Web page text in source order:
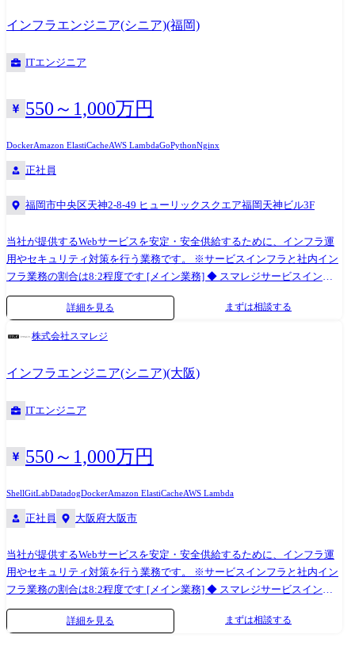
を目指しています。 単なるシステムの共通化(ID管理・決済・本人確認な
用することで、「タイミーではたらくほどに信用が積み上がり、人生の
えます。
提案 ・生産性や品質向上のためのCI/CD導入検討、PDCAサイクルの推進
【組織/体制】 プロダクト・マネジメント・ユニット ∟プロダクト・デ
ィベロップメントグループ ∟Mgr2名 メンバー17名(PM/PL、マルチ/フ
Kotlin, Swift, Objective-C, Flutter(Dart),C#, C++, C, Python, PHP インフ
ラ :AWS, オンプレミス ミドルウェア :Apache, NGINX, AWS Lambda,
:CloudWatch, PagerDuty, Crashlytics 環境 :Terraform, Docker, AWS
インフラエンジニア(シニア)(福岡)
ITエンジニア
550～1,000万円
DockerAmazon ElastiCacheAWS LambdaGoPythonNginx
正社員
福岡市中央区天神2-8-49 ヒューリックスクエア福岡天神ビル3F
当社が提供するWebサービスを安定・安全供給するために、インフラ運
用やセキュリティ対策を行う業務です。 ※サービスインフラと社内イン
フラ業務の割合は8:2程度です [メイン業務] ◆ スマレジサービスインフ
ラ ・サービスを安定供給するためのインフラ運用、改善計画の策定・実
装 ・サービスを安全供給するためのセキュリティ対策・計画の策定・実
装、PCI DSS運用 ・パフォーマンス監視および障害対応 ・可能な限り楽
ビスのアカウント管理 ※従事すべき業務の変更の範囲:会社の定める業務
※本人の希望を考慮します 技術スタック 【AWS】 ▼コンピューティン
グ・コンテナ EC2 / Lambda / ECS(Fargate) / ECR ▼データベース・ストレ
EventBridge / StepFunctions / SQS / SES ▼分析 Glue / Athena / Kinesis ▼セ
キュリティ WAF、KMS 【ミドルウェア】 Nginx / Apache、php-fpm、
ーク機器】 Yamaha系、Furuno系、Fortinet系 【コラボレーションツー
詳細を見る まずは相談する
株式会社スマレジ
インフラエンジニア(シニア)(大阪)
ITエンジニア
550～1,000万円
ShellGitLabDatadogDockerAmazon ElastiCacheAWS Lambda
正社員 大阪府大阪市
当社が提供するWebサービスを安定・安全供給するために、インフラ運
用やセキュリティ対策を行う業務です。 ※サービスインフラと社内イン
フラ業務の割合は8:2程度です [メイン業務] ◆ スマレジサービスインフ
ラ ・サービスを安定供給するためのインフラ運用、改善計画の策定・実
装 ・サービスを安全供給するためのセキュリティ対策・計画の策定・実
詳細を見る まずは相談する